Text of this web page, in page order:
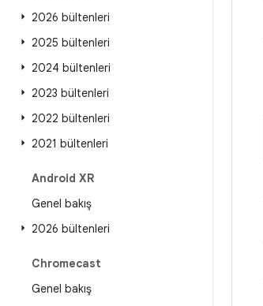
2026 bültenleri
2025 bültenleri
2024 bültenleri
2023 bültenleri
2022 bültenleri
2021 bültenleri
Android XR
Genel bakış
2026 bültenleri
Chromecast
Genel bakış